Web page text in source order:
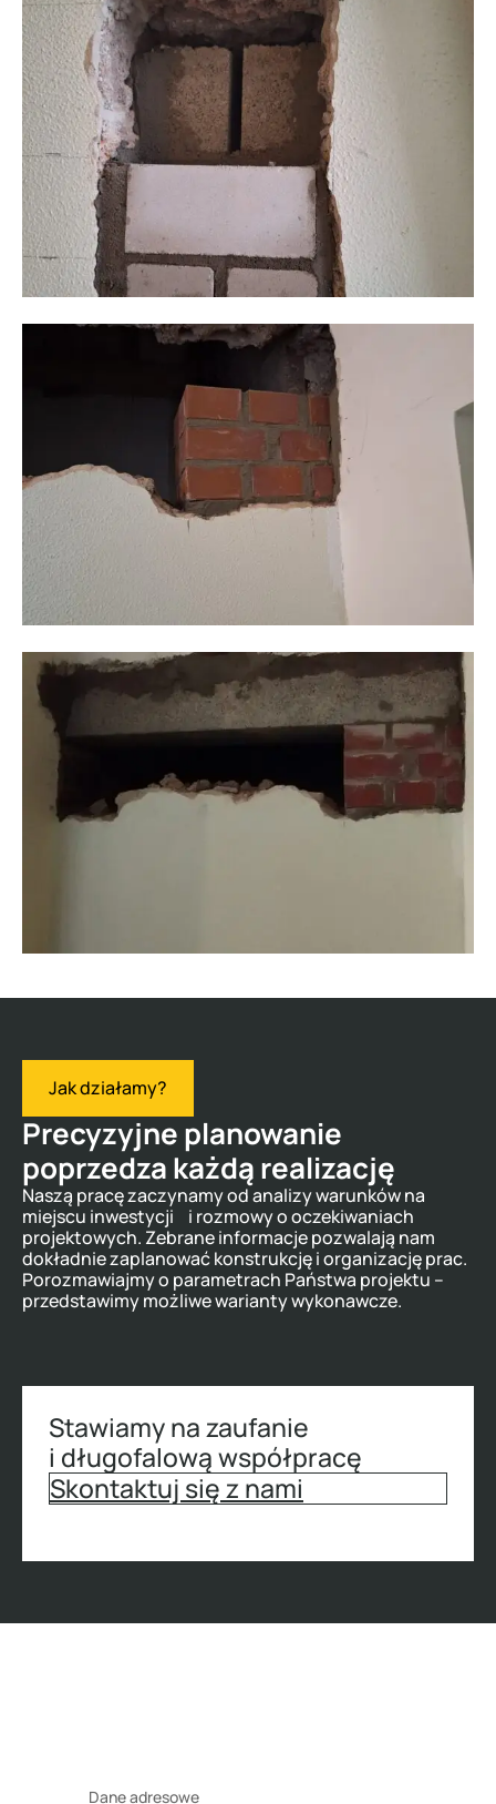
Jak działamy?
Precyzyjne planowanie
poprzedza każdą realizację
Naszą pracę zaczynamy od analizy warunków na
miejscu inwestycji i rozmowy o oczekiwaniach
projektowych. Zebrane informacje pozwalają nam
dokładnie zaplanować konstrukcję i organizację prac.
Porozmawiajmy o parametrach Państwa projektu –
przedstawimy możliwe warianty wykonawcze.
Stawiamy na zaufanie
i długofalową współpracę
Skontaktuj się z nami
Dane adresowe